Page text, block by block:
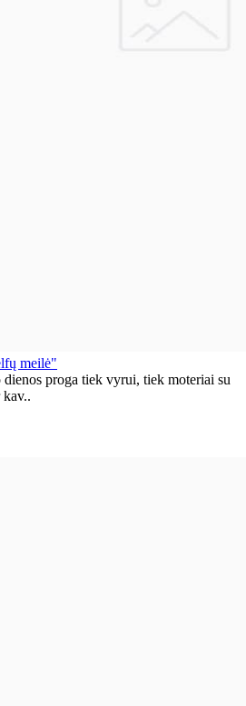
meilė"
proga tiek vyrui, tiek moteriai su